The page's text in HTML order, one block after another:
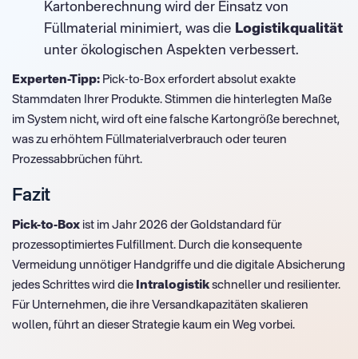
Kartonberechnung wird der Einsatz von
Füllmaterial minimiert, was die Logistikqualität
unter ökologischen Aspekten verbessert.
Experten-Tipp: Pick-to-Box erfordert absolut exakte
Stammdaten Ihrer Produkte. Stimmen die hinterlegten Maße
im System nicht, wird oft eine falsche Kartongröße berechnet,
was zu erhöhtem Füllmaterialverbrauch oder teuren
Prozessabbrüchen führt.
Fazit
Pick-to-Box ist im Jahr 2026 der Goldstandard für
prozessoptimiertes Fulfillment. Durch die konsequente
Vermeidung unnötiger Handgriffe und die digitale Absicherung
jedes Schrittes wird die Intralogistik schneller und resilienter.
Für Unternehmen, die ihre Versandkapazitäten skalieren
wollen, führt an dieser Strategie kaum ein Weg vorbei.